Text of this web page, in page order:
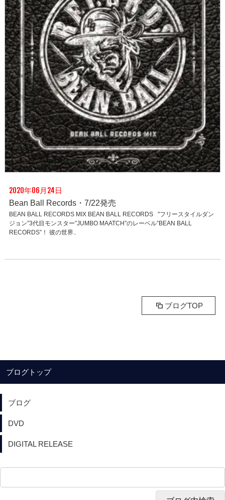
2020年06月24日
Bean Ball Records・7/22発売
BEAN BALL RECORDS MIX BEAN BALL RECORDS "フリースタイルダン
ジョン”3代目モンスター”JUMBO MAATCH”のレーベル”BEAN BALL
RECORDS”！ 彼の世界..
ブログTOP
ブログトップ
ブログ
DVD
DIGITAL RELEASE